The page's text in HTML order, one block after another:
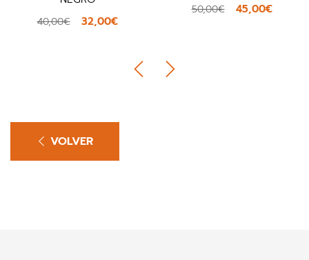
40,00€ 32,00€
50,00€ 45,00€
VOLVER